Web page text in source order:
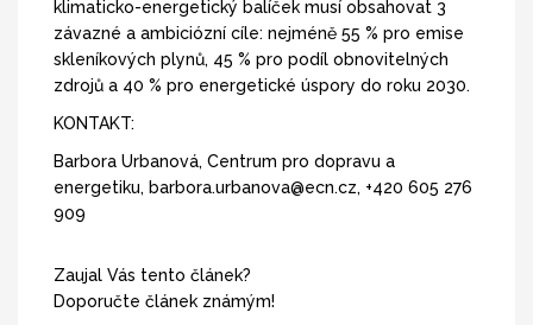
klimaticko-energetický balíček musí obsahovat 3
závazné a ambiciózní cíle: nejméně 55 % pro emise
skleníkových plynů, 45 % pro podíl obnovitelných
zdrojů a 40 % pro energetické úspory do roku 2030.
KONTAKT:
Barbora Urbanová, Centrum pro dopravu a
energetiku, barbora.urbanova@ecn.cz, +420 605 276
909
Zaujal Vás tento článek?
Doporučte článek známým!